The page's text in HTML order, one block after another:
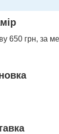
650 грн, за